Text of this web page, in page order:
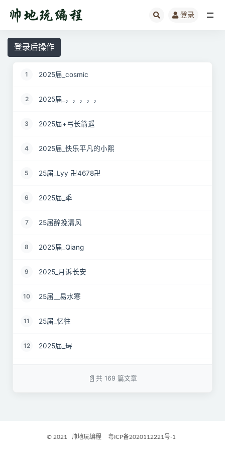
登录
登录后操作
1 2025届_cosmic
2 2025届_，，，，，
3 2025届+弓长箭遥
4 2025届_快乐平凡的小熙
5 25届_Lyy 卍4678卍
6 2025届_秊
7 25届醉挽清风
8 2025届_Qiang
9 2025_月诉长安
10 25届__易水寒
11 25届_忆往
12 2025届_𬍤
共 169 篇文章
© 2021 帅地玩编程 粤ICP备2020112221号-1